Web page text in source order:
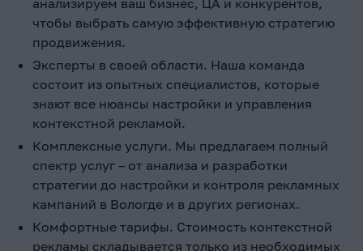
анализируем ваш бизнес, ЦА и конкурентов,
чтобы выбрать самую эффективную стратегию
продвижения.
Эксперты в своей области. Наша команда
состоит из опытных специалистов, которые
знают все нюансы настройки и управления
контекстной рекламой.
Комплексные услуги. Мы предлагаем полный
спектр услуг – от анализа и разработки
стратегии до настройки и контроля рекламных
кампаний в Вологде и в других регионах.
Комфортные тарифы. Стоимость контекстной
рекламы складывается только из необходимых